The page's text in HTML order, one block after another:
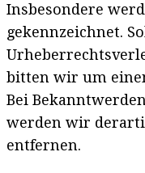
Insbesondere
gekennzeichnet.
bitten wir um
Bei
werden wir
entfernen.